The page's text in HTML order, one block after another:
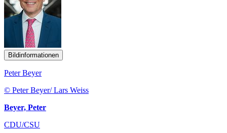
Bildinformationen
Peter Beyer
© Peter Beyer/ Lars Weiss
Beyer, Peter
CDU/CSU